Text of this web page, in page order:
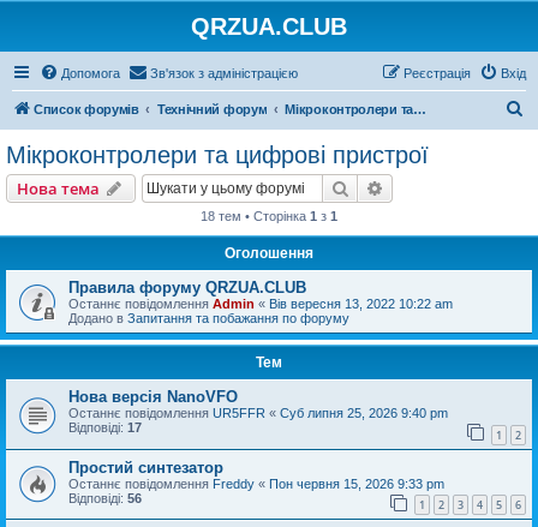
QRZUA.CLUB
Допомога Зв'язок з адміністрацією Вхід
Реєстрація
Список форумів Технічний форум Мікроконтролери та цифрові пристрої
Мікроконтролери та цифрові пристрої
Нова тема Пошук
18 тем • Сторінка 1 з 1
Оголошення
Правила форуму QRZUA.CLUB
Останнє повідомлення Admin « Вів вересня 13, 2022 10:22 am
Додано в Запитання та побажання по форуму
Тем
Нова версія NanoVFO
Останнє повідомлення UR5FFR « Суб липня 25, 2026 9:40 pm
Відповіді: 17 1 2
Простий синтезатор
Останнє повідомлення Freddy « Пон червня 15, 2026 9:33 pm
Відповіді: 56 1 2 3 4 5 6